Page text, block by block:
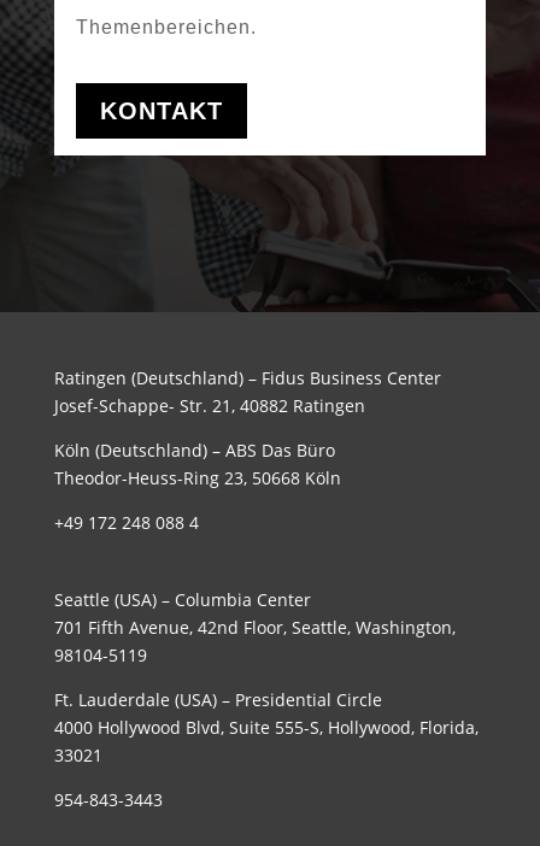
Themenbereichen.
KONTAKT
Ratingen (Deutschland) – Fidus Business Center
Josef-Schappe- Str. 21, 40882 Ratingen
Köln (Deutschland) – ABS Das Büro
Theodor-Heuss-Ring 23, 50668 Köln
+49 172 248 088 4
Seattle (USA) – Columbia Center
701 Fifth Avenue, 42nd Floor, Seattle, Washington,
98104-5119
Ft. Lauderdale (USA) – Presidential Circle
4000 Hollywood Blvd, Suite 555-S, Hollywood, Florida,
33021
954-843-3443